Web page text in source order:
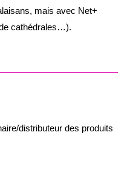
mais avec Net+
cathédrales…).
distributeur des produits